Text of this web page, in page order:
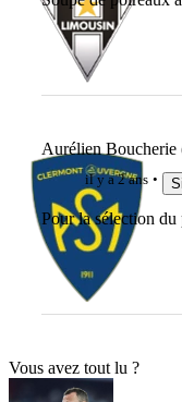
Aurélien
il y a 2 ans
Pour la sélection du
Vous avez tout lu ?